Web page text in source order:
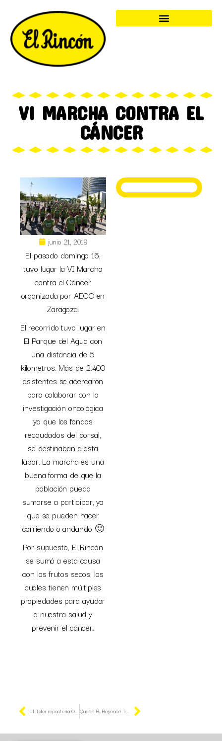
VI MARCHA CONTRA EL
CÁNCER
junio 21, 2019
El pasado domingo 16,
tuvo lugar la VI Marcha
contra el Cáncer
organizada por AECC en
Zaragoza.
El recorrido tuvo lugar en
El Parque del Agua con
una distancia de 5
kilometros. Más de 2.400
asistentes se acercaron
para colaborar con la
investigación oncológica
ya que los fondos
recaudados del dorsal,
se destinaban a esta
labor. La marcha es una
buena forma de que la
población pueda
sumarse a participar, ya
que se pueden hacer
corriendo o andando 🙂
Por supuesto, El Rincón
se sumó a esta causa
con los frutos secos, los
cuales tienen múltiples
propiedades para ayudar
a nuestra salud y
prevenir el cáncer.
II Taller repostería Obrador El Artesano Queen B: Beyoncé Tribute